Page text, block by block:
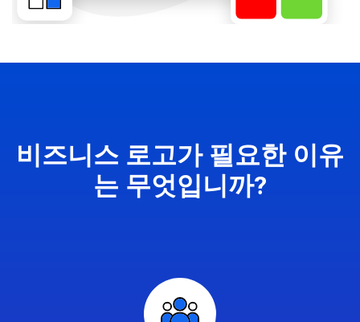
비즈니스 로고가 필요한 이유
는 무엇입니까?